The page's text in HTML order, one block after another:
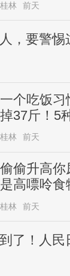
桂林 前天
，要警惕
一个吃饭
掉37斤！5
桂林 前天
偷偷升高你
是高嘌呤食
桂林 前天
了！人